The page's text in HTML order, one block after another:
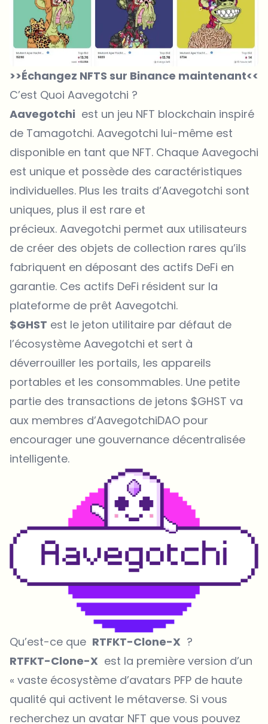
>>Échangez NFTS sur Binance maintenant<<
C’est Quoi Aavegotchi ?
Aavegotchi est un jeu NFT blockchain inspiré
de Tamagotchi. Aavegotchi lui-même est
disponible en tant que NFT. Chaque Aavegochi
est unique et possède des caractéristiques
individuelles. Plus les traits d’Aavegotchi sont
uniques, plus il est rare et
précieux. Aavegotchi permet aux utilisateurs
de créer des objets de collection rares qu’ils
fabriquent en déposant des actifs DeFi en
garantie. Ces actifs DeFi résident sur la
plateforme de prêt Aavegotchi.
$GHST est le jeton utilitaire par défaut de
l’écosystème Aavegotchi et sert à
déverrouiller les portails, les appareils
portables et les consommables. Une petite
partie des transactions de jetons $GHST va
aux membres d’AavegotchiDAO pour
encourager une gouvernance décentralisée
intelligente.
Qu’est-ce que RTFKT-Clone-X ?
RTFKT-Clone-X est la première version d’un
« vaste écosystème d’avatars PFP de haute
qualité qui activent le métaverse. Si vous
recherchez un avatar NFT que vous pouvez